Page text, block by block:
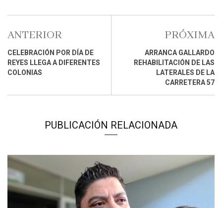
ANTERIOR
CELEBRACIÓN POR DÍA DE
REYES LLEGA A DIFERENTES
COLONIAS
PRÓXIMA
ARRANCA GALLARDO
REHABILITACIÓN DE LAS
LATERALES DE LA
CARRETERA 57
PUBLICACIÓN RELACIONADA